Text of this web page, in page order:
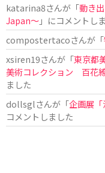
katarina8さんが「動き
Japan〜」にコメントし
compostertacoさんが「
xsiren19さんが「東京都
美術コレクション 百花
ました
dollsglさんが「企画展
コメントしました